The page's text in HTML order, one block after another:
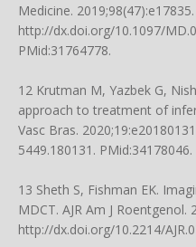
Medicine. 2019;98(47):e17835.
http://dx.doi.org/10.1097/
PMid:31764778.
12 Krutman M, Yazbek G,
approach to treatment of
Vasc Bras.
5449.180131 . PMid:34178046.
13 Sheth S, Fishman EK.
MDCT. AJR Am J Roentgenol.
http://dx.doi.org/10.2214/